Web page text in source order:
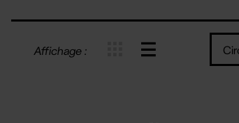
Affichage :